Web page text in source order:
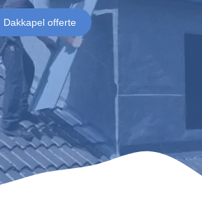
Dakkapel offerte